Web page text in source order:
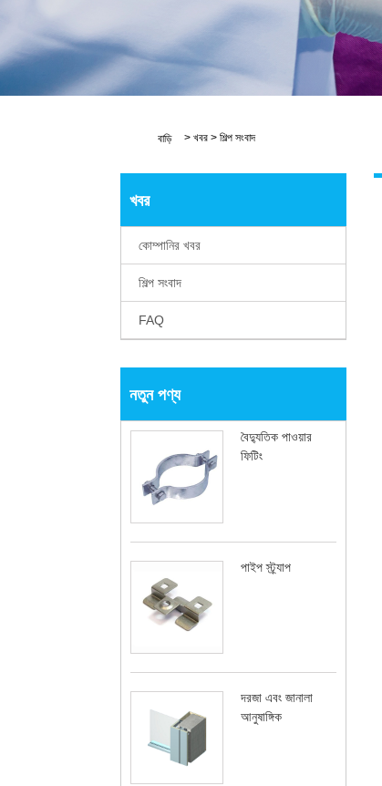
বাড়ি > খবর > শিল্প সংবাদ
খবর
কোম্পানির খবর
শিল্প সংবাদ
FAQ
নতুন পণ্য
বৈদ্যুতিক পাওয়ার
ফিটিং
পাইপ স্ট্র্যাপ
দরজা এবং জানালা
আনুষাঙ্গিক